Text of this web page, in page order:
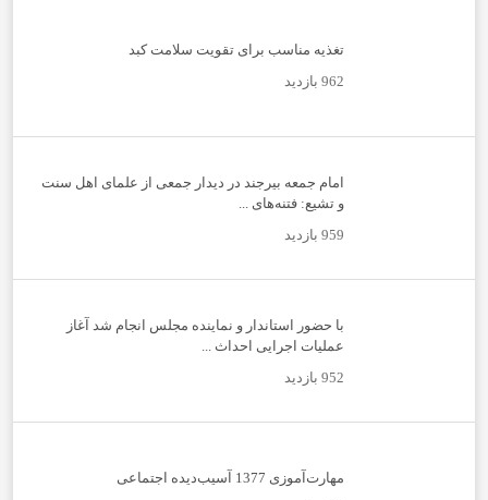
تغذیه مناسب برای تقویت سلامت کبد
962 بازدید
امام جمعه بیرجند در دیدار جمعی از علمای اهل سنت
و تشیع: فتنه‌های ...
959 بازدید
با حضور استاندار و نماینده مجلس انجام شد آغاز
عملیات اجرایی احداث ...
952 بازدید
مهارت‌آموزی 1377 آسیب‌دیده اجتماعی